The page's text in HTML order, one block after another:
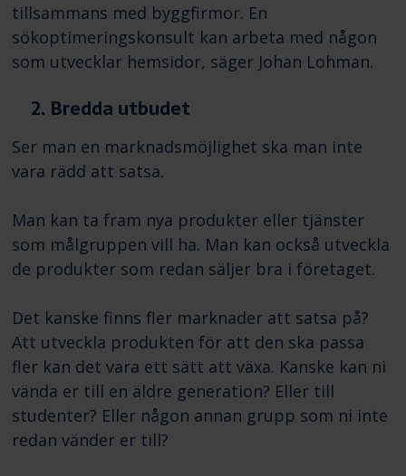
tillsammans med byggfirmor. En
sökoptimeringskonsult kan arbeta med någon
som utvecklar hemsidor, säger Johan Lohman.
2. Bredda utbudet
Ser man en marknadsmöjlighet ska man inte
vara rädd att satsa.
Man kan ta fram nya produkter eller tjänster
som målgruppen vill ha. Man kan också utveckla
de produkter som redan säljer bra i företaget.
Det kanske finns fler marknader att satsa på?
Att utveckla produkten för att den ska passa
fler kan det vara ett sätt att växa. Kanske kan ni
vända er till en äldre generation? Eller till
studenter? Eller någon annan grupp som ni inte
redan vänder er till?